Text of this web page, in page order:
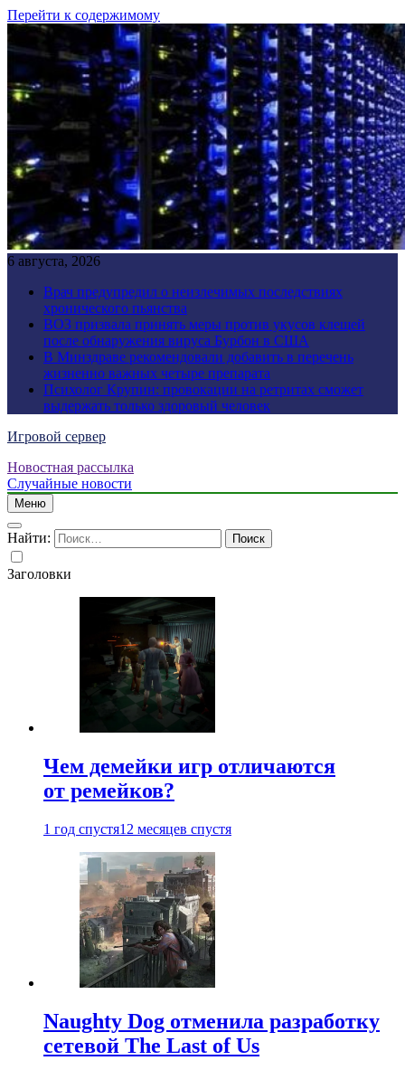
Перейти к содержимому
6 августа, 2026
Врач предупредил о неизлечимых последствиях
хронического пьянства
ВОЗ призвала принять меры против укусов клещей
после обнаружения вируса Бурбон в США
В Минздраве рекомендовали добавить в перечень
жизненно важных четыре препарата
Психолог Крупин: провокации на ретритах сможет
выдержать только здоровый человек
Игровой сервер
Новостная рассылка
Случайные новости
Меню
Найти:
Заголовки
Чем демейки игр отличаются
от ремейков?
1 год спустя12 месяцев спустя
Naughty Dog отменила разработку
сетевой The Last of Us